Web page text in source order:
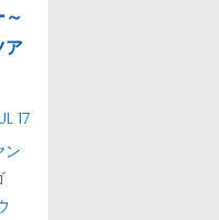
ア
17
ン